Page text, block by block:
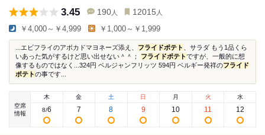
3.45 190 人 12015 人
￥4,000～￥4,999 ￥1,000～￥1,999
...エビフライのアボカドマヨネーズ添え、 フライドポテト
、サラダ もう1品くら
いあった気がするけど思い出せない＾＾； フライドポテトですが、一般的に想
像するものではなく...324円 ベルジャンフリッツ 594円 ベルギー発祥のフライド
ポテトの事です...
空席
情報
木
8/6
金
7
土
8
日
9
月
10
火
11
水
12